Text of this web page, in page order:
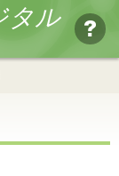
タル